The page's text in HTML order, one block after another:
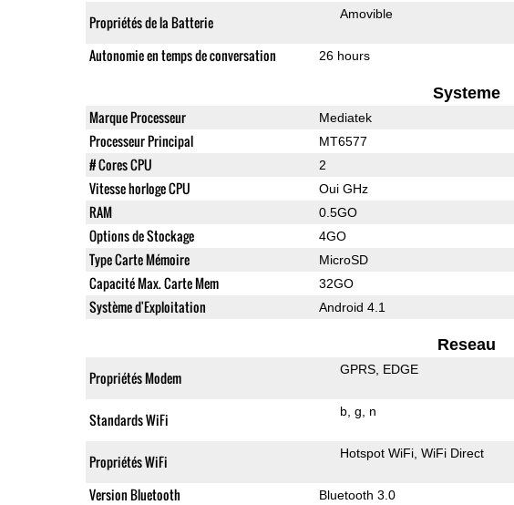
Propriétés de la Batterie Amovible
Autonomie en temps de conversation 26 hours
Systeme
Marque Processeur Mediatek
Processeur Principal MT6577
# Cores CPU 2
Vitesse horloge CPU Oui GHz
RAM 0.5GO
Options de Stockage 4GO
Type Carte Mémoire MicroSD
Capacité Max. Carte Mem 32GO
Système d'Exploitation Android 4.1
Reseau
Propriétés Modem GPRS EDGE
Standards WiFi b g n
Propriétés WiFi Hotspot WiFi WiFi Direct
Version Bluetooth Bluetooth 3.0